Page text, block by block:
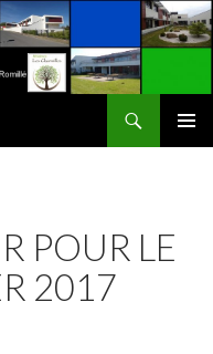
POUR LE
2017